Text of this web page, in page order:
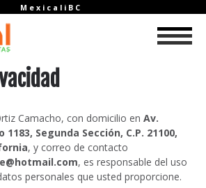
M e x i c a l i B C
Camacho, con domicilio en Av.
1183, Segunda Sección, C.P. 21100,
, es responsable del uso
personales que usted proporcione.